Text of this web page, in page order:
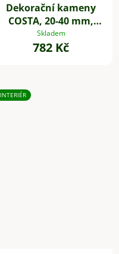
Dekorační kameny
COSTA, 20-40 mm,
plast, černá
Skladem
782 Kč
INTERIÉR